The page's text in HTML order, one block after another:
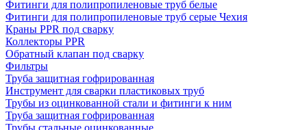
Фитинги для полипропиленовые труб белые
Фитинги для полипропиленовые труб серые Чехия
Краны PPR под сварку
Коллекторы PPR
Обратный клапан под сварку
Фильтры
Труба защитная гофрированная
Инструмент для сварки пластиковых труб
Трубы из оцинкованной стали и фитинги к ним
Труба защитная гофрированная
Трубы стальные оцинкованные